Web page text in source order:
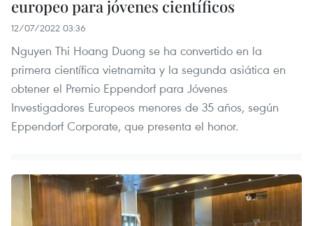
europeo para jóvenes científicos
12/07/2022 03:36
Nguyen Thi Hoang Duong se ha convertido en la
primera científica vietnamita y la segunda asiática en
obtener el Premio Eppendorf para Jóvenes
Investigadores Europeos menores de 35 años, según
Eppendorf Corporate, que presenta el honor.